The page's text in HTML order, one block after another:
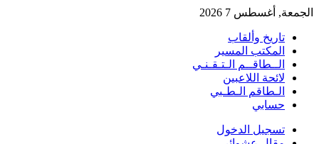
الجمعة, أغسطس 7 2026
تاريخ وألقاب
المكتب المسير
الــطاقــم الـتـقـنـي
لائحة اللاعبين
الـطاقم الـطـبي
حسابي
تسجيل الدخول